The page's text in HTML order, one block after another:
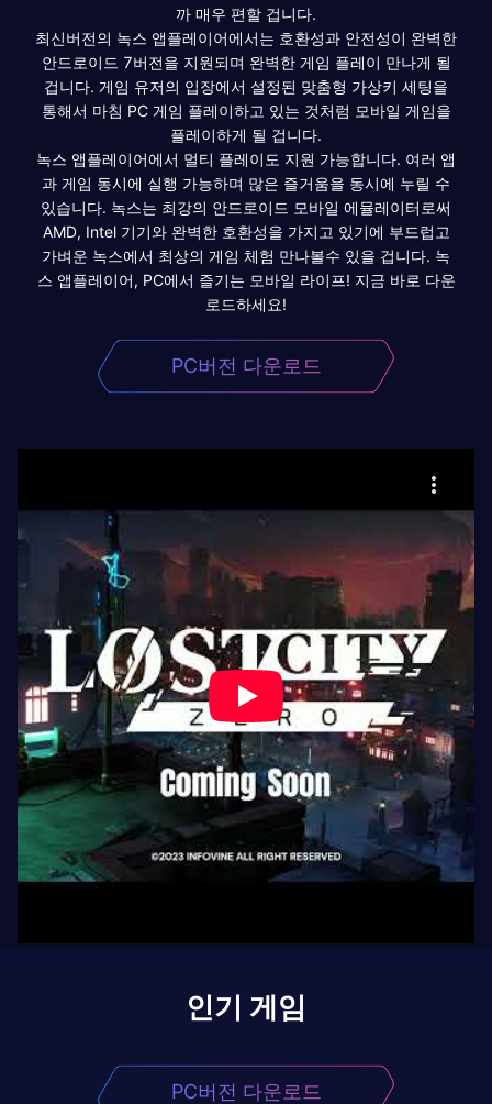
까 매우 편할 겁니다.
최신버전의 녹스 앱플레이어에서는 호환성과 안전성이 완벽한
안드로이드 7버전을 지원되며 완벽한 게임 플레이 만나게 될
겁니다. 게임 유저의 입장에서 설정된 맞춤형 가상키 세팅을
통해서 마침 PC 게임 플레이하고 있는 것처럼 모바일 게임을
플레이하게 될 겁니다.
녹스 앱플레이어에서 멀티 플레이도 지원 가능합니다. 여러 앱
과 게임 동시에 실행 가능하며 많은 즐거움을 동시에 누릴 수
있습니다. 녹스는 최강의 안드로이드 모바일 에뮬레이터로써
AMD, Intel 기기와 완벽한 호환성을 가지고 있기에 부드럽고
가벼운 녹스에서 최상의 게임 체험 만나볼수 있을 겁니다. 녹
스 앱플레이어, PC에서 즐기는 모바일 라이프! 지금 바로 다운
로드하세요!
PC버전 다운로드
인기 게임
PC버전 다운로드